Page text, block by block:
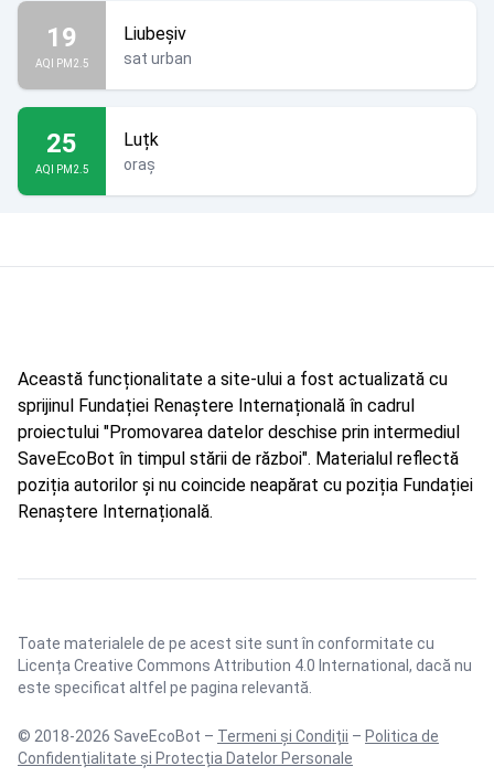
19
AQI PM2.5
Liubeșiv
sat urban
25
AQI PM2.5
Luțk
oraș
Această funcționalitate a site-ului a fost actualizată cu
sprijinul Fundației Renaștere Internațională în cadrul
proiectului "Promovarea datelor deschise prin intermediul
SaveEcoBot în timpul stării de război". Materialul reflectă
poziția autorilor și nu coincide neapărat cu poziția Fundației
Renaștere Internațională.
Toate materialele de pe acest site sunt în conformitate cu
Licența Creative Commons Attribution 4.0 International , dacă nu
este specificat altfel pe pagina relevantă.
© 2018-2026 SaveEcoBot – Termeni și Condiții – Politica de
Confidențialitate și Protecția Datelor Personale